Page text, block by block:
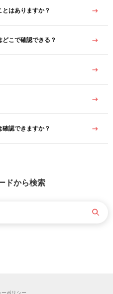
はありますか？
こで確認できる？
認できますか？
ドから検索
ーポリシー